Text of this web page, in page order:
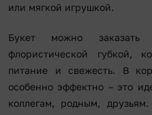
или мягкой игрушкой.
Букет можно
флористической губкой,
питание и свежесть. В
особенно эффектно – это
коллегам, родным,